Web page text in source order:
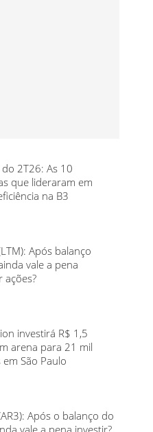
do 2T26: As 10
que lideraram em
na B3
Após balanço
vale a pena
ações?
investirá R$ 1,5
arena para 21 mil
em São Paulo
Após o balanço do